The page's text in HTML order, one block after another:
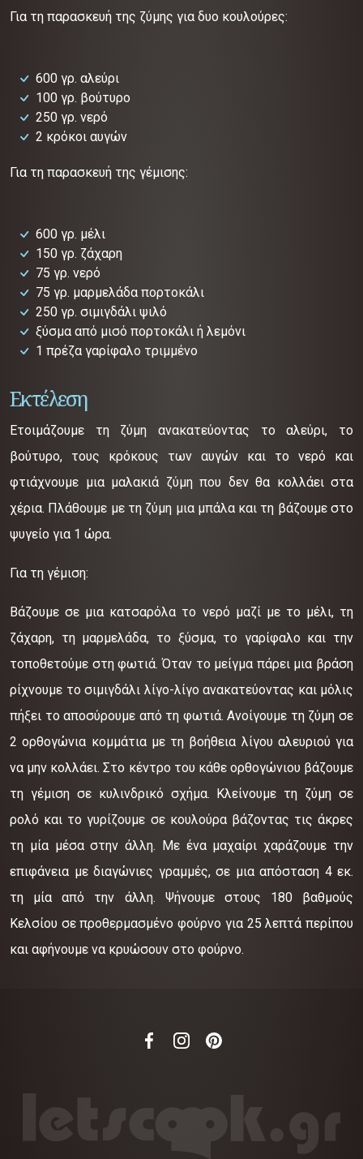
Για τη παρασκευή της ζύμης για δυο κουλούρες:
600 γρ. αλεύρι
100 γρ. βούτυρο
250 γρ. νερό
2 κρόκοι αυγών
Για τη παρασκευή της γέμισης:
600 γρ. μέλι
150 γρ. ζάχαρη
75 γρ. νερό
75 γρ. μαρμελάδα πορτοκάλι
250 γρ. σιμιγδάλι ψιλό
ξύσμα από μισό πορτοκάλι ή λεμόνι
1 πρέζα γαρίφαλο τριμμένο
Εκτέλεση
Ετοιμάζουμε τη ζύμη ανακατεύοντας το αλεύρι, το
βούτυρο, τους κρόκους των αυγών και το νερό και
φτιάχνουμε μια μαλακιά ζύμη που δεν θα κολλάει στα
χέρια. Πλάθουμε με τη ζύμη μια μπάλα και τη βάζουμε στο
ψυγείο για 1 ώρα.
Για τη γέμιση:
Βάζουμε σε μια κατσαρόλα το νερό μαζί με το μέλι, τη
ζάχαρη, τη μαρμελάδα, το ξύσμα, το γαρίφαλο και την
τοποθετούμε στη φωτιά. Όταν το μείγμα πάρει μια βράση
ρίχνουμε το σιμιγδάλι λίγο-λίγο ανακατεύοντας και μόλις
πήξει το αποσύρουμε από τη φωτιά. Ανοίγουμε τη ζύμη σε
2 ορθογώνια κομμάτια με τη βοήθεια λίγου αλευριού για
να μην κολλάει. Στο κέντρο του κάθε ορθογώνιου βάζουμε
τη γέμιση σε κυλινδρικό σχήμα. Κλείνουμε τη ζύμη σε
ρολό και το γυρίζουμε σε κουλούρα βάζοντας τις άκρες
τη μία μέσα στην άλλη. Με ένα μαχαίρι χαράζουμε την
επιφάνεια με διαγώνιες γραμμές, σε μια απόσταση 4 εκ.
τη μία από την άλλη. Ψήνουμε στους 180 βαθμούς
Κελσίου σε προθερμασμένο φούρνο για 25 λεπτά περίπου
και αφήνουμε να κρυώσουν στο φούρνο.